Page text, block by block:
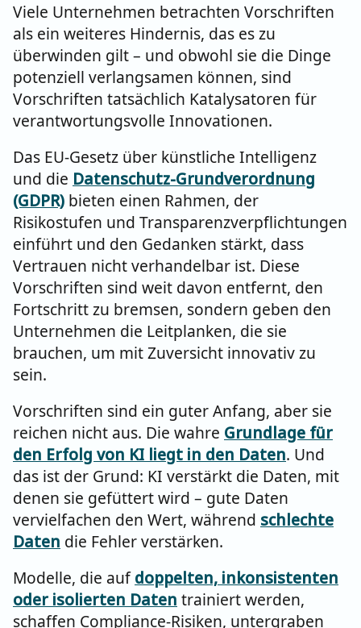
Viele Unternehmen betrachten Vorschriften
als ein weiteres Hindernis, das es zu
überwinden gilt – und obwohl sie die Dinge
potenziell verlangsamen können, sind
Vorschriften tatsächlich Katalysatoren für
verantwortungsvolle Innovationen.
Das EU-Gesetz über künstliche Intelligenz
und die Datenschutz-Grundverordnung
(GDPR) bieten einen Rahmen, der
Risikostufen und Transparenzverpflichtungen
einführt und den Gedanken stärkt, dass
Vertrauen nicht verhandelbar ist. Diese
Vorschriften sind weit davon entfernt, den
Fortschritt zu bremsen, sondern geben den
Unternehmen die Leitplanken, die sie
brauchen, um mit Zuversicht innovativ zu
sein.
Vorschriften sind ein guter Anfang, aber sie
reichen nicht aus. Die wahre Grundlage für
den Erfolg von KI liegt in den Daten. Und
das ist der Grund: KI verstärkt die Daten, mit
denen sie gefüttert wird – gute Daten
vervielfachen den Wert, während schlechte
Daten die Fehler verstärken.
Modelle, die aufdoppelten, inkonsistenten
oder isolierten Daten trainiert werden,
schaffen Compliance-Risiken, untergraben